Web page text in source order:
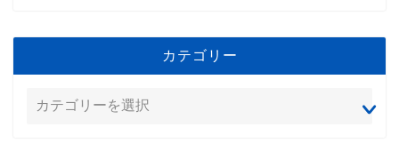
カテゴリー